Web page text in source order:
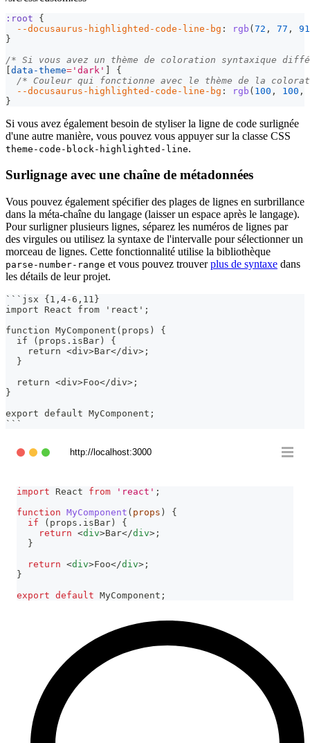
:root
{
--docusaurus-highlighted-code-line-bg : rgb (72 , 77 ,
91
}
/* Si vous avez un thème de coloration syntaxique
[data-theme= 'dark' ]
{
/* Couleur qui fonctionne avec le thème de la
--docusaurus-highlighted-code-line-bg : rgb ( 100 , 100 ,
}
Si vous avez également besoin de styliser la ligne de code surlignée
d'une autre manière, vous pouvez vous appuyer sur la classe CSS
theme-code-block-highlighted-line.
Surlignage avec une chaîne de métadonnées
Vous pouvez également spécifier des plages de lignes en surbrillance
dans la méta-chaîne du langage (laisser un espace après le langage).
Pour surligner plusieurs lignes, séparez les numéros de lignes par
des virgules ou utilisez la syntaxe de l'intervalle pour sélectionner un
morceau de lignes. Cette fonctionnalité utilise la bibliothèque
parse-number-range et vous pouvez trouverplus de syntaxe dans
les détails de leur projet.
``` jsx {1,4-6,11}
import React from 'react';
function MyComponent(props) {
  if (props.isBar) {
    return <div>Bar</div>;
  }
  return <div>Foo</div>;
}
export default MyComponent;
```
http://localhost:3000
import React from 'react' ;
function MyComponent ( props )
{
if
( props . isBar )
{
return <div>Bar</div> ;
}
return <div>Foo</div> ;
}
export default MyComponent ;